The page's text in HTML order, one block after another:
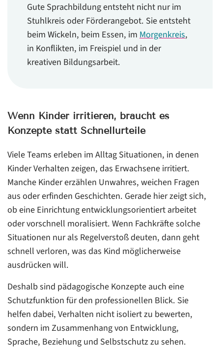
Gute Sprachbildung entsteht nicht nur im
Stuhlkreis oder Förderangebot. Sie entsteht
beim Wickeln, beim Essen, imMorgenkreis,
in Konflikten, im Freispiel und in der
kreativen Bildungsarbeit.
Wenn Kinder irritieren, braucht es
Konzepte statt Schnellurteile
Viele Teams erleben im Alltag Situationen, in denen
Kinder Verhalten zeigen, das Erwachsene irritiert.
Manche Kinder erzählen Unwahres, weichen Fragen
aus oder erfinden Geschichten. Gerade hier zeigt sich,
ob eine Einrichtung entwicklungsorientiert arbeitet
oder vorschnell moralisiert. Wenn Fachkräfte solche
Situationen nur als Regelverstoß deuten, dann geht
schnell verloren, was das Kind möglicherweise
ausdrücken will.
Deshalb sind pädagogische Konzepte auch eine
Schutzfunktion für den professionellen Blick. Sie
helfen dabei, Verhalten nicht isoliert zu bewerten,
sondern im Zusammenhang von Entwicklung,
Sprache, Beziehung und Selbstschutz zu sehen.